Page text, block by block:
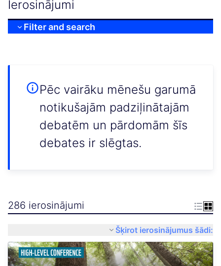
Ierosinājumi
Filter and search
Pēc vairāku mēnešu garumā
notikušajām padziļinātajām
debatēm un pārdomām šīs
debates ir slēgtas.
286 ierosinājumi
Šķirot ierosinājumus šādi: